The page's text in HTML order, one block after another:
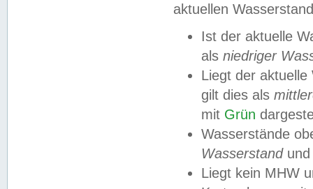
aktuellen
Ist der aktuelle
als niedriger
Liegt der
gilt dies als
mit Grün
Wasserstände
Wasserstandund
Liegt kein MHW